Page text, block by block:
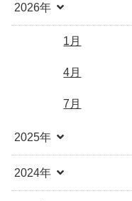
2026年
1月
4月
7月
2025年
2024年